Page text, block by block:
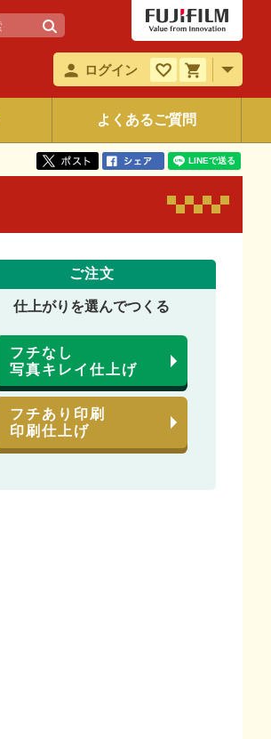
ログイン
よくあるご質問
ご注文
仕上がりを選んでつくる
フチなし
写真キレイ仕上げ
フチあり印刷
印刷仕上げ